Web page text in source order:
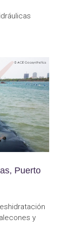
Puerto
y